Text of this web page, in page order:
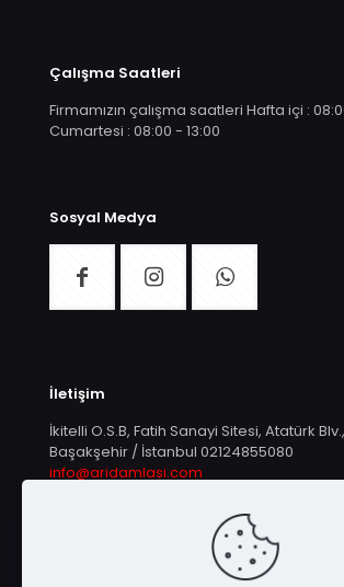
Çalışma Saatleri
Firmamızın çalışma saatleri Hafta içi :
Cumartesi : 08:00 - 13:00
Sosyal Medya
İletişim
İkitelli O.S.B, Fatih Sanayi Sitesi, Atatürk
Başakşehir / İstanbul 02124855080
info@aridamlasi.com